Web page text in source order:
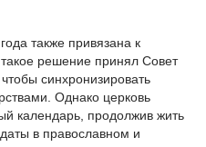
также привязана к
решение принял Совет
синхронизировать
Однако церковь
календарь, продолжив жить
в православном и